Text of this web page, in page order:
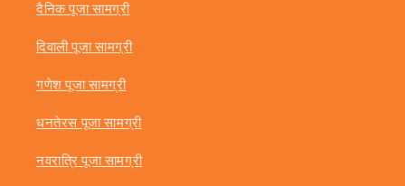
दैनिक पूजा सामग्री
दिवाली पूजा सामग्री
गणेश पूजा सामग्री
धनतेरस पूजा सामग्री
नवरात्रि पूजा सामग्री